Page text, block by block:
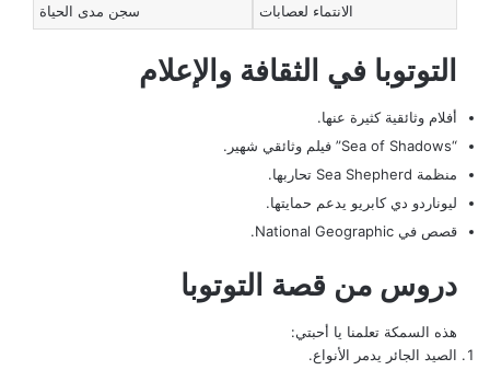
الانتماء لعصابات سجن مدى الحياة
التوتوبا في الثقافة والإعلام
أفلام وثائقية كثيرة عنها.
“Sea of Shadows” فيلم وثائقي شهير.
منظمة Sea Shepherd تحاربها.
ليوناردو دي كابريو يدعم حمايتها.
قصص في National Geographic.
دروس من قصة التوتوبا
هذه السمكة تعلمنا يا أحبتي:
الصيد الجائر يدمر الأنواع.